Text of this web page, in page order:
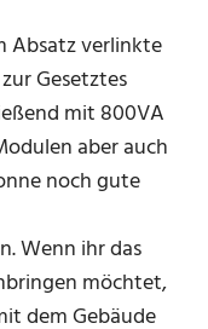
Absatz verlinkte
Gesetztes
mit 800VA
aber auch
noch gute
Wenn ihr das
möchtet,
dem Gebäude